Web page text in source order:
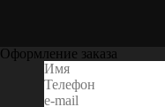
Оформление заказа